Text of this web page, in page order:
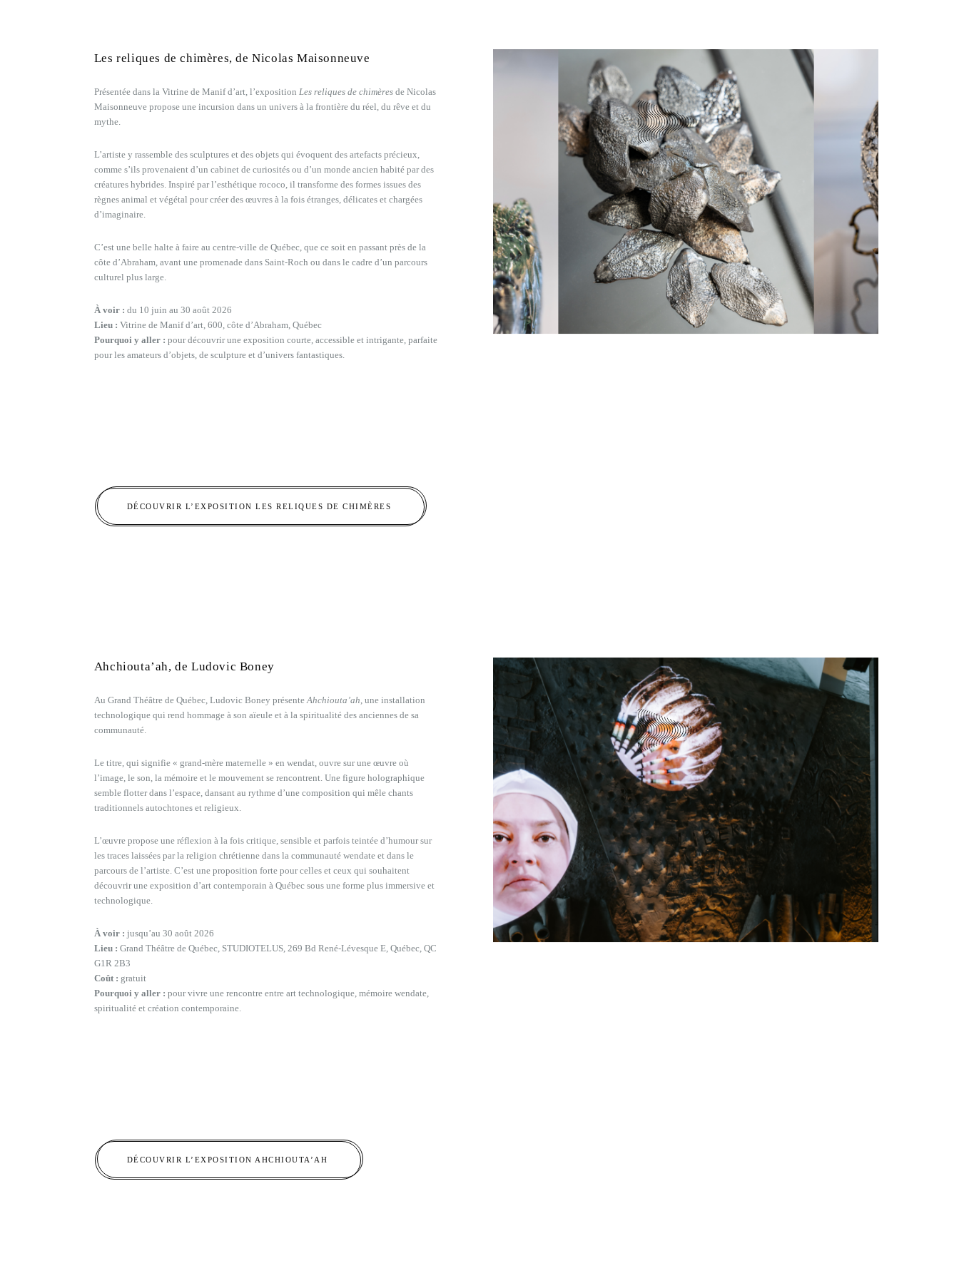
Les reliques de chimères, de Nicolas Maisonneuve
Présentée dans la Vitrine de Manif d’art, l’exposition Les reliques de chimèresde Nicolas
Maisonneuve propose une incursion dans un univers à la frontière du réel, du rêve et du
mythe.
L’artiste y rassemble des sculptures et des objets qui évoquent des artefacts précieux,
comme s’ils provenaient d’un cabinet de curiosités ou d’un monde ancien habité par des
créatures hybrides. Inspiré par l’esthétique rococo, il transforme des formes issues des
règnes animal et végétal pour créer des œuvres à la fois étranges, délicates et chargées
d’imaginaire.
C’est une belle halte à faire au centre-ville de Québec, que ce soit en passant près de la
côte d’Abraham, avant une promenade dans Saint-Roch ou dans le cadre d’un parcours
culturel plus large.
À voir : du 10 juin au 30 août 2026
Lieu : Vitrine de Manif d’art, 600, côte d’Abraham, Québec
Pourquoi y aller : pour découvrir une exposition courte, accessible et intrigante, parfaite
pour les amateurs d’objets, de sculpture et d’univers fantastiques.
DÉCOUVRIR L’EXPOSITION LES RELIQUES DE CHIMÈRES
Ahchiouta’ah, de Ludovic Boney
Au Grand Théâtre de Québec, Ludovic Boney présente Ahchiouta’ah , une installation
technologique qui rend hommage à son aïeule et à la spiritualité des anciennes de sa
communauté.
Le titre, qui signifie « grand-mère maternelle » en wendat, ouvre sur une œuvre où
l’image, le son, la mémoire et le mouvement se rencontrent. Une figure holographique
semble flotter dans l’espace, dansant au rythme d’une composition qui mêle chants
traditionnels autochtones et religieux.
L’œuvre propose une réflexion à la fois critique, sensible et parfois teintée d’humour sur
les traces laissées par la religion chrétienne dans la communauté wendate et dans le
parcours de l’artiste. C’est une proposition forte pour celles et ceux qui souhaitent
découvrir une exposition d’art contemporain à Québec sous une forme plus immersive et
technologique.
À voir : jusqu’au 30 août 2026
Lieu : Grand Théâtre de Québec, STUDIOTELUS, 269 Bd René-Lévesque E, Québec, QC
G1R 2B3
Coût : gratuit
Pourquoi y aller : pour vivre une rencontre entre art technologique, mémoire wendate,
spiritualité et création contemporaine.
DÉCOUVRIR L’EXPOSITION AHCHIOUTA’AH